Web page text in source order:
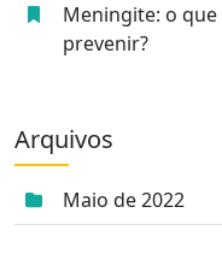
Meningite: o
prevenir?
Arquivos
Maio de 2022